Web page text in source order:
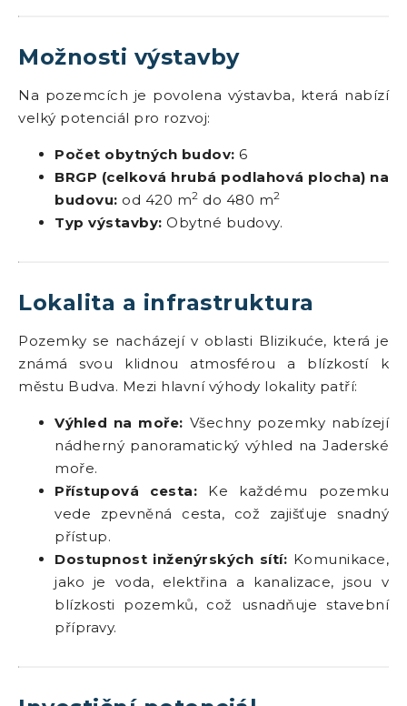
Možnosti výstavby
Na pozemcích je povolena výstavba, která nabízí
velký potenciál pro rozvoj:
Počet obytných budov: 6
BRGP (celková hrubá podlahová plocha) na
budovu: od 420 m2 do 480 m2
Typ výstavby: Obytné budovy.
Lokalita a infrastruktura
Pozemky se nacházejí v oblasti Blizikuće, která je
známá svou klidnou atmosférou a blízkostí k
městu Budva. Mezi hlavní výhody lokality patří:
Výhled na moře: Všechny pozemky nabízejí
nádherný panoramatický výhled na Jaderské
moře.
Přístupová cesta: Ke každému pozemku
vede zpevněná cesta, což zajišťuje snadný
přístup.
Dostupnost inženýrských sítí: Komunikace,
jako je voda, elektřina a kanalizace, jsou v
blízkosti pozemků, což usnadňuje stavební
přípravy.